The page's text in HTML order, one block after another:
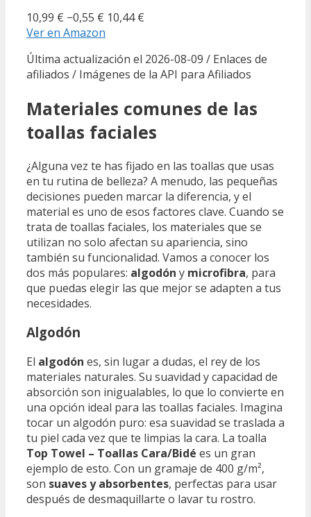
10,99 € −0,55 € 10,44 €
Ver en Amazon
Última actualización el 2026-08-09 / Enlaces de
afiliados / Imágenes de la API para Afiliados
Materiales comunes de las
toallas faciales
¿Alguna vez te has fijado en las toallas que usas
en tu rutina de belleza? A menudo, las pequeñas
decisiones pueden marcar la diferencia, y el
material es uno de esos factores clave. Cuando se
trata de toallas faciales, los materiales que se
utilizan no solo afectan su apariencia, sino
también su funcionalidad. Vamos a conocer los
dos más populares: algodón y microfibra, para
que puedas elegir las que mejor se adapten a tus
necesidades.
Algodón
El algodón es, sin lugar a dudas, el rey de los
materiales naturales. Su suavidad y capacidad de
absorción son inigualables, lo que lo convierte en
una opción ideal para las toallas faciales. Imagina
tocar un algodón puro: esa suavidad se traslada a
tu piel cada vez que te limpias la cara. La toalla
Top Towel – Toallas Cara/Bidé es un gran
ejemplo de esto. Con un gramaje de 400 g/m²,
son suaves y absorbentes, perfectas para usar
después de desmaquillarte o lavar tu rostro.